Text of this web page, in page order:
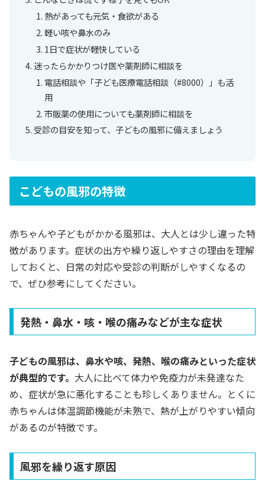
熱があっても元気・食欲がある
軽い咳や鼻水のみ
1日で症状が軽快している
迷ったらかかりつけ医や薬剤師に相談を
電話相談や「子ども医療電話相談（#8000）」も活
用
市販薬の使用についても薬剤師に相談を
受診の目安を知って、子どもの風邪に備えましょう
こどもの風邪の特徴
赤ちゃんや子どもがかかる風邪は、大人とは少し違った特
徴があります。症状の出方や繰り返しやすさの理由を理解
しておくと、日常の対応や受診の判断がしやすくなるの
で、ぜひ参考にしてください。
発熱・鼻水・咳・喉の痛みなどが主な症状
子どもの風邪は、鼻水や咳、発熱、喉の痛みといった症状
が典型的です。 大人に比べて体力や免疫力が未発達なた
め、症状が急に悪化することも珍しくありません。とくに
赤ちゃんは体温調節機能が未熟で、熱が上がりやすい傾向
があるのが特徴です。
風邪を繰り返す原因